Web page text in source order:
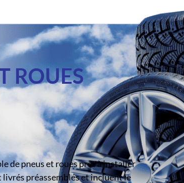
ROUES
de pneus et roues prêt à installer
préassemblés et incluent le